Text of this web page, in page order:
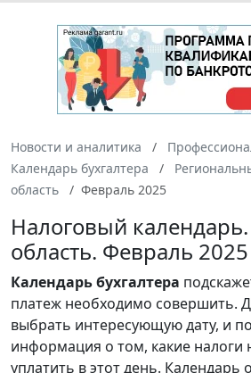
Новости и аналитика
Календарь бухгалтера
область
Февраль 2025
Налоговый
область. Февраль 2025
Календарьбухгалтера
платеж необходимо совершить.
выбрать интересующую дату, и
информация о том, какие налоги
уплатить в этот день. Календарь